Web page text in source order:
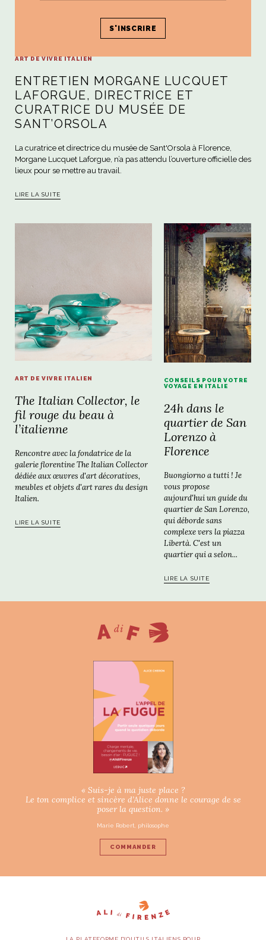
ART DE VIVRE ITALIEN
ENTRETIEN MORGANE LUCQUET
LAFORGUE, DIRECTRICE ET
CURATRICE DU MUSÉE DE
SANT’ORSOLA
La curatrice et directrice du musée de Sant'Orsola à Florence,
Morgane Lucquet Laforgue, n’a pas attendu l’ouverture officielle des
lieux pour se mettre au travail.
LIRE LA SUITE
ART DE VIVRE ITALIEN
The Italian Collector, le
fil rouge du beau à
l’italienne
Rencontre avec la fondatrice de la
galerie florentine The Italian Collector
dédiée aux œuvres d'art décoratives,
meubles et objets d'art rares du design
Italien.
LIRE LA SUITE
CONSEILS POUR VOTRE
VOYAGE EN ITALIE
24h dans le
quartier de San
Lorenzo à
Florence
Buongiorno a tutti ! Je
vous propose
aujourd'hui un guide du
quartier de San Lorenzo,
qui déborde sans
complexe vers la piazza
Libertà. C'est un
quartier qui a selon...
LIRE LA SUITE
« Suis-je à ma juste place ?
Le ton complice et sincère d’Alice donne le courage de se
poser la question. »
Marie Robert, philosophe
COMMANDER